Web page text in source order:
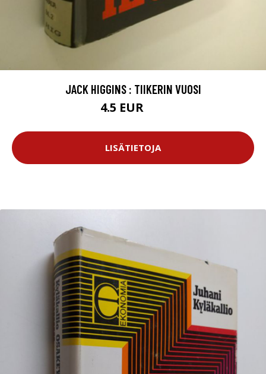
JACK HIGGINS : TIIKERIN VUOSI
4.5 EUR
LISÄTIETOJA